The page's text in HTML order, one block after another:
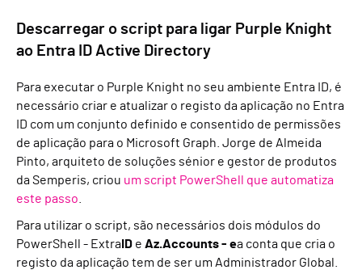
Descarregar o script para ligar Purple Knight
ao Entra ID Active Directory
Para executar o Purple Knight no seu ambiente Entra ID, é
necessário criar e atualizar o registo da aplicação no Entra
ID com um conjunto definido e consentido de permissões
de aplicação para o Microsoft Graph. Jorge de Almeida
Pinto, arquiteto de soluções sénior e gestor de produtos
da Semperis, criou um script PowerShell que automatiza
este passo
Para utilizar o script, são necessários dois módulos do
PowerShell - Extra ID e Az.Accounts - ea conta que cria o
registo da aplicação tem de ser um Administrador Global.